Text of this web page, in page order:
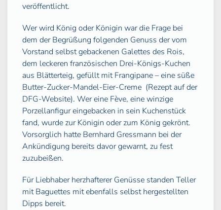
veröffentlicht.
Wer wird König oder Königin war die Frage bei
dem der Begrüßung folgenden Genuss der vom
Vorstand selbst gebackenen Galettes des Rois,
dem leckeren französischen Drei-Königs-Kuchen
aus Blätterteig, gefüllt mit Frangipane – eine süße
Butter-Zucker-Mandel-Eier-Creme (Rezept auf der
DFG-Website). Wer eine Fève, eine winzige
Porzellanfigur eingebacken in sein Kuchenstück
fand, wurde zur Königin oder zum König gekrönt.
Vorsorglich hatte Bernhard Gressmann bei der
Ankündigung bereits davor gewarnt, zu fest
zuzubeißen.
Für Liebhaber herzhafterer Genüsse standen Teller
mit Baguettes mit ebenfalls selbst hergestellten
Dipps bereit.